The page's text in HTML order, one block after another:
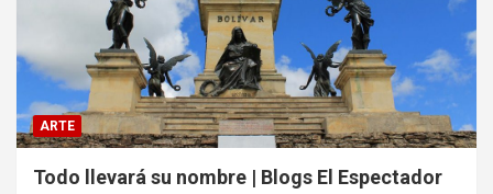
ARTE
Todo llevará su nombre | Blogs El Espectador